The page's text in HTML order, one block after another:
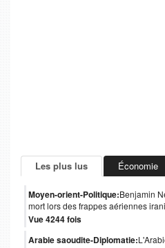
Les plus lus Économie
Moyen-orient-Politique:Benjamin
mort lors des frappes aériennes
Vue 4244 fois
Arabie saoudite-Diplomatie: